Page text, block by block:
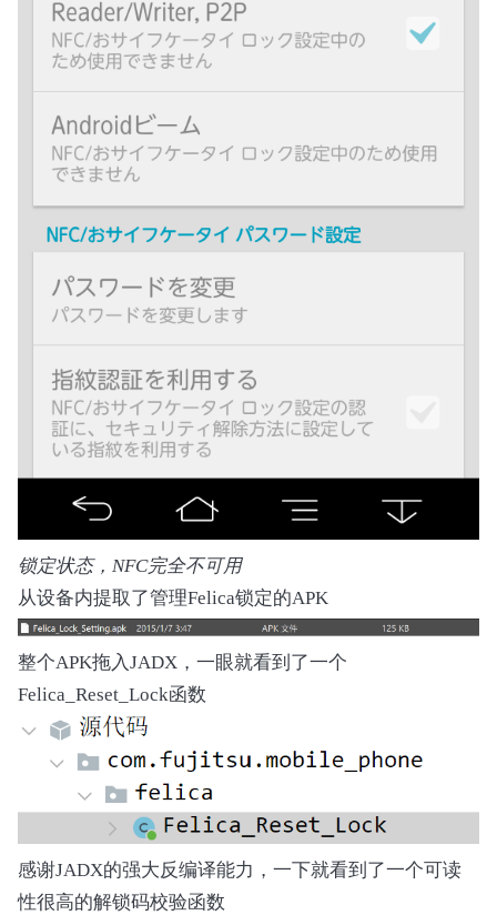
                    SHRF ()
                }
                Return (Zero)
            }
            Method (NOTF, 0, Serialized)
Notify (WLSW, 0x80) // Status
            }
            {
                Local0 = ^^HKEY.SGET (0x0B)
                If (((Local0 & 0xC0) == 0xC0))
                {
                    Return (One)
                Return (Zero)
            }
            Method (CMST, 0, Serialized)
            {
                Return (One)
            Method (SHRF, 0, Serialized)
            {
                Local0 = Zero
                Local1 = Zero
                If ((WNSW & One))
                    If ((SGET (Zero) & One))
                    {
锁定状态，NFC完全不可用
从设备内提取了管理Felica锁定的APK
整个APK拖入JADX，一眼就看到了一个
Felica_Reset_Lock函数
感谢JADX的强大反编译能力，一下就看到了一个可读
性很高的解锁码校验函数